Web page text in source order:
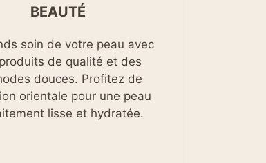
BEAUTÉ
soin de votre peau avec
de qualité et des
douces. Profitez de
orientale pour une peau
lisse et hydratée.